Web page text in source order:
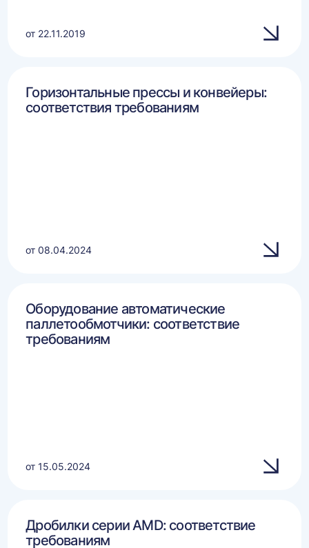
от 22.11.2019
Горизонтальные прессы и конвейеры:
соответствия требованиям
от 08.04.2024
Оборудование автоматические
паллетообмотчики: соответствие
требованиям
от 15.05.2024
Дробилки серии AMD: соответствие
требованиям